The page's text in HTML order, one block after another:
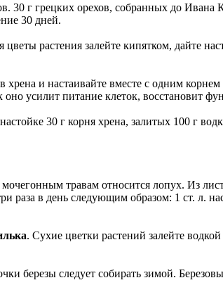
г грецких орехов, собранных до Ивана
30 дней.
растения залейте кипятком, дайте
и настаивайте вместе с одним
усилит питание клеток, восстановит
30 г корня хрена, залитых 100 г
травам относится лопух. Из
раза в день следующим образом: 1 ст. л.
. Сухие цветки растений залейте
березы следует собирать зимой.